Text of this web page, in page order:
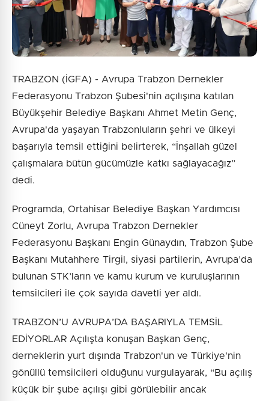
TRABZON (İGFA) - Avrupa Trabzon Dernekler
Federasyonu Trabzon Şubesi'nin açılışına katılan
Büyükşehir Belediye Başkanı Ahmet Metin Genç,
Avrupa'da yaşayan Trabzonluların şehri ve ülkeyi
başarıyla temsil ettiğini belirterek, “İnşallah güzel
çalışmalara bütün gücümüzle katkı sağlayacağız”
dedi.
Programda, Ortahisar Belediye Başkan Yardımcısı
Cüneyt Zorlu, Avrupa Trabzon Dernekler
Federasyonu Başkanı Engin Günaydın, Trabzon Şube
Başkanı Mutahhere Tirgil, siyasi partilerin, Avrupa’da
bulunan STK’ların ve kamu kurum ve kuruluşlarının
temsilcileri ile çok sayıda davetli yer aldı.
TRABZON’U AVRUPA’DA BAŞARIYLA TEMSİL
EDİYORLAR Açılışta konuşan Başkan Genç,
derneklerin yurt dışında Trabzon'un ve Türkiye'nin
gönüllü temsilcileri olduğunu vurgulayarak, “Bu açılış
küçük bir şube açılışı gibi görülebilir ancak